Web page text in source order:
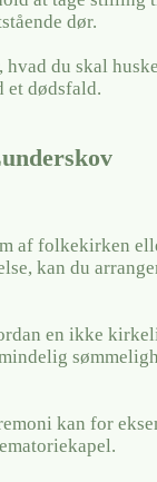
dør.
du skal
et dødsfald.
af folkekirken
kan du
en ikke
kan for